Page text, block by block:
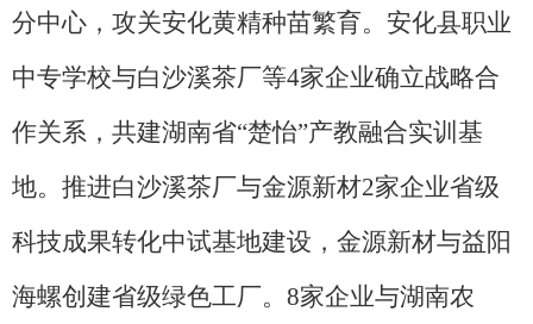
分中心，攻关安化黄精种苗繁育。安化县职业
中专学校与白沙溪茶厂等4家企业确立战略合
作关系，共建湖南省“楚怡”产教融合实训基
地。推进白沙溪茶厂与金源新材2家企业省级
科技成果转化中试基地建设，金源新材与益阳
海螺创建省级绿色工厂。8家企业与湖南农